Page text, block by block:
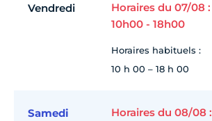
Vendredi
Horaires du 07/08 :
10h00 - 18h00
Horaires habituels :
10 h 00 – 18 h 00
Samedi
Horaires du 08/08 :